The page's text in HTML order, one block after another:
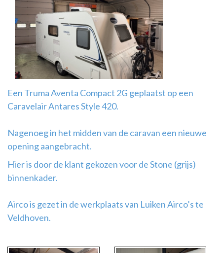
Airco
montage
Een Truma Aventa Compact 2G geplaatst op een
Caravelair Antares Style 420.
Nagenoeg in het midden van de caravan een nieuwe
opening aangebracht.
Hier is door de klant gekozen voor de Stone (grijs)
binnenkader.
Airco is gezet in de werkplaats van Luiken Airco’s te
Veldhoven.